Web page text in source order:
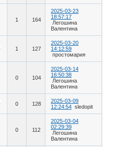
1 164
2025-03-23
18:57:17
Легошина
Валентина
1 127
2025-03-20
14:12:59
простомария
0 104
2025-03-14
16:50:38
Легошина
Валентина
0 128
2025-03-09
12:24:54 sledopit
0 112
2025-03-04
02:29:39
Легошина
Валентина